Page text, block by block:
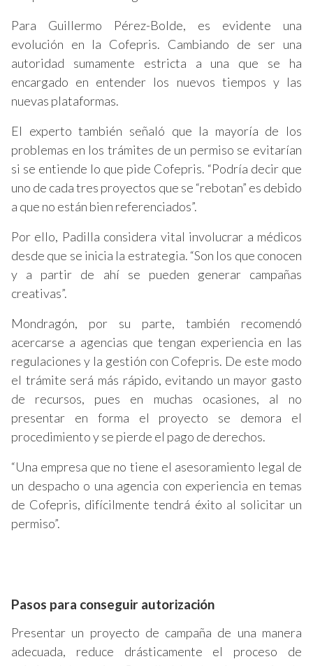
Para Guillermo Pérez-Bolde, es evidente una
evolución en la Cofepris. Cambiando de ser una
autoridad sumamente estricta a una que se ha
encargado en entender los nuevos tiempos y las
nuevas plataformas.
El experto también señaló que la mayoría de los
problemas en los trámites de un permiso se evitarían
si se entiende lo que pide Cofepris. “Podría decir que
uno de cada tres proyectos que se “rebotan” es debido
a que no están bien referenciados”.
Por ello, Padilla considera vital involucrar a médicos
desde que se inicia la estrategia. “Son los que conocen
y a partir de ahí se pueden generar campañas
creativas”.
Mondragón, por su parte, también recomendó
acercarse a agencias que tengan experiencia en las
regulaciones y la gestión con Cofepris. De este modo
el trámite será más rápido, evitando un mayor gasto
de recursos, pues en muchas ocasiones, al no
presentar en forma el proyecto se demora el
procedimiento y se pierde el pago de derechos.
“Una empresa que no tiene el asesoramiento legal de
un despacho o una agencia con experiencia en temas
de Cofepris, difícilmente tendrá éxito al solicitar un
permiso”.
Pasos para conseguir autorización
Presentar un proyecto de campaña de una manera
adecuada, reduce drásticamente el proceso de